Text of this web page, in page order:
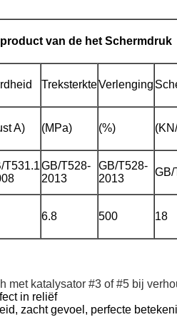
van de het Schermdruk
TreksterkteVerlenging
A) (MPa) (%)
T531.1GB/T528-
2013
GB/T528-
2013
GB/
6.8 500 18
met katalysator #3 of #5 bij
in reliëf
zacht gevoel, perfecte